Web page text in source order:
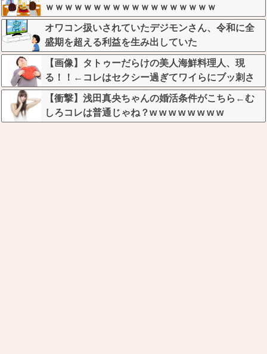
ｗｗｗｗｗｗｗｗｗｗｗｗｗｗｗｗｗｗ
オワコン扱いされていたデジモンさん、令和に全
盛期を超える利益を生み出していた
【画像】タトゥーだらけの美人海鮮料理人、現
る！！←コレはセクシー過ぎてワイらにブッ刺さ
りまくりw w w w w w w w w
【衝撃】浅田真央ちゃんの婚活条件がこちら←む
しろコレは普通じゃね？w w w w w w w w